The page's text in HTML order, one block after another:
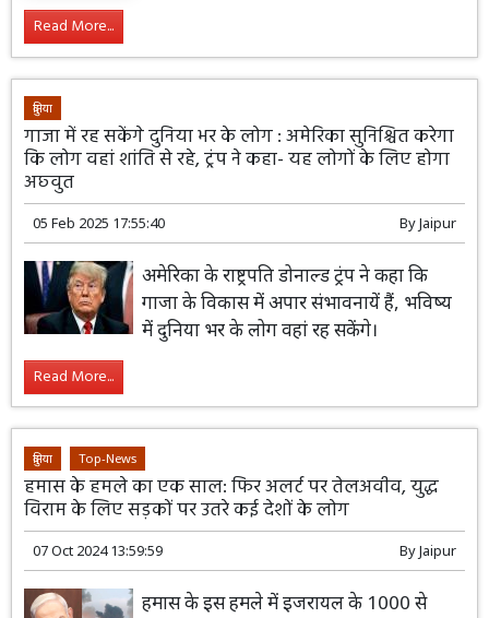
Read More...
दुनिया
गाजा में रह सकेंगे दुनिया भर के लोग : अमेरिका सुनिश्चित करेगा
कि लोग वहां शांति से रहे, ट्रंप ने कहा- यह लोगों के लिए होगा
अछ्वुत
05 Feb 2025 17:55:40 ByJaipur
अमेरिका के राष्ट्रपति डोनाल्ड ट्रंप ने कहा कि
गाजा के विकास में अपार संभावनायें हैं, भविष्य
में दुनिया भर के लोग वहां रह सकेंगे।
Read More...
दुनिया Top-News
हमास के हमले का एक साल: फिर अलर्ट पर तेलअवीव, युद्ध
विराम के लिए सड़कों पर उतरे कई देशों के लोग
07 Oct 2024 13:59:59 ByJaipur
हमास के इस हमले में इजरायल के 1000 से